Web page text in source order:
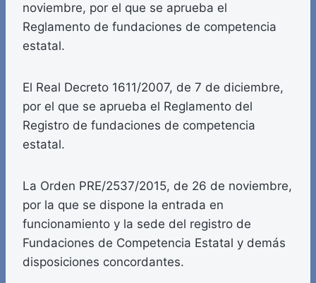
noviembre, por el que se aprueba el
Reglamento de fundaciones de competencia
estatal.
El Real Decreto 1611/2007, de 7 de diciembre,
por el que se aprueba el Reglamento del
Registro de fundaciones de competencia
estatal.
La Orden PRE/2537/2015, de 26 de noviembre,
por la que se dispone la entrada en
funcionamiento y la sede del registro de
Fundaciones de Competencia Estatal y demás
disposiciones concordantes.